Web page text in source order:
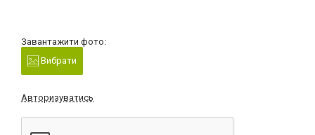
Завантажити фото:
Вибрати
Авторизуватись